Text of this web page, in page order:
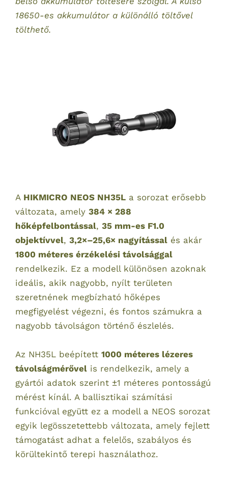
18650-es akkumulátor a különálló töltővel
tölthető.
A HIKMICRO NEOS NH35L a sorozat erősebb
változata, amely 384 × 288
hőképfelbontással, 35 mm-es F1.0
objektívvel, 3,2×–25,6× nagyítással és akár
1800 méteres érzékelési távolsággal
rendelkezik. Ez a modell különösen azoknak
ideális, akik nagyobb, nyílt területen
szeretnének megbízható hőképes
megfigyelést végezni, és fontos számukra a
nagyobb távolságon történő észlelés.
Az NH35L beépített 1000 méteres lézeres
távolságmérővel is rendelkezik, amely a
gyártói adatok szerint ±1 méteres pontosságú
mérést kínál. A ballisztikai számítási
funkcióval együtt ez a modell a NEOS sorozat
egyik legösszetettebb változata, amely fejlett
támogatást adhat a felelős, szabályos és
körültekintő terepi használathoz.